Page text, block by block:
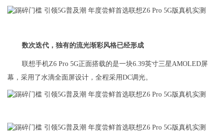
数次迭代，独有的流光渐彩风格已经形成
联想手机Z6 Pro 5G正面搭载的是一块6.39英寸三星AMOLED屏
幕，采用了水滴全面屏设计，全程采用DC调光。